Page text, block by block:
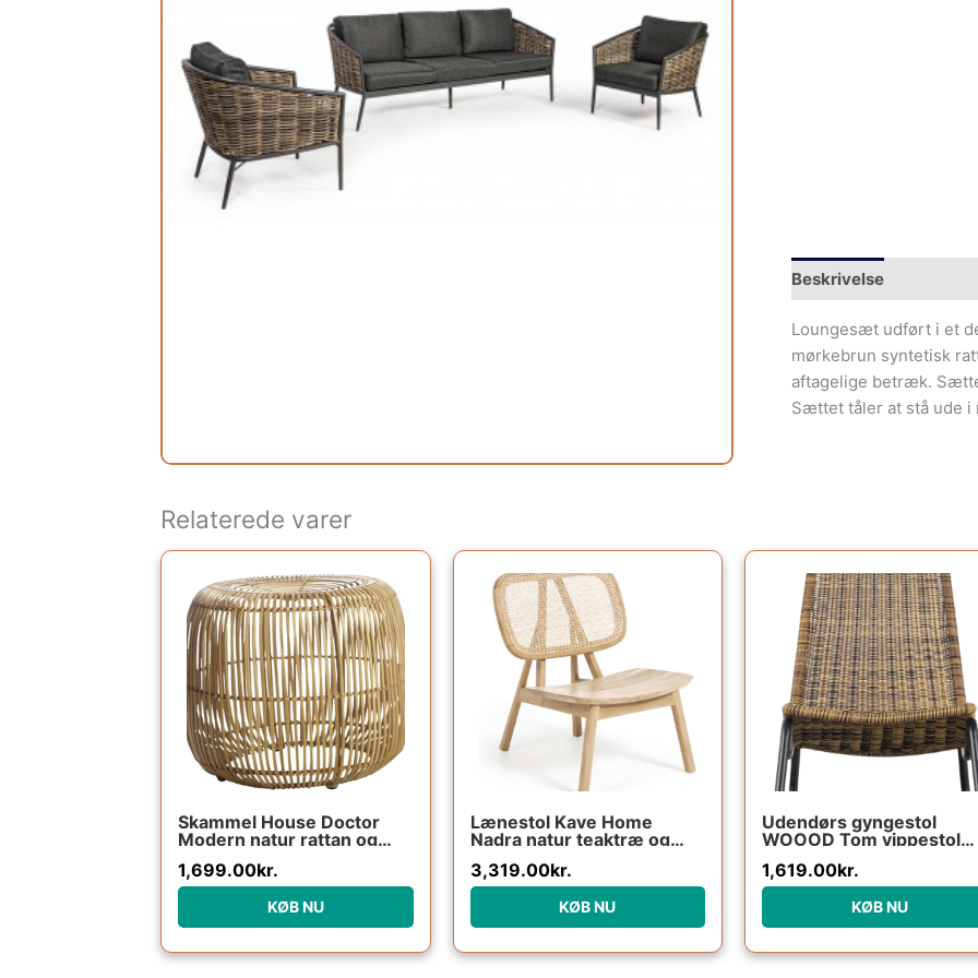
Beskrivelse
Loungesæt udført i et
mørkebrun syntetisk
aftagelige betræk.
Sættet tåler at stå ude i
Relaterede varer
Skammel House Doctor
Modern natur rattan og
cm
1,699.00kr.
KØB NU
Lænestol Kave Home
Nadra natur teaktræ og
kolonialstil
3,319.00kr.
KØB NU
Udendørs gyngestol
WOOOD Tom vippestol
metalstel
1,619.00kr.
KØB NU